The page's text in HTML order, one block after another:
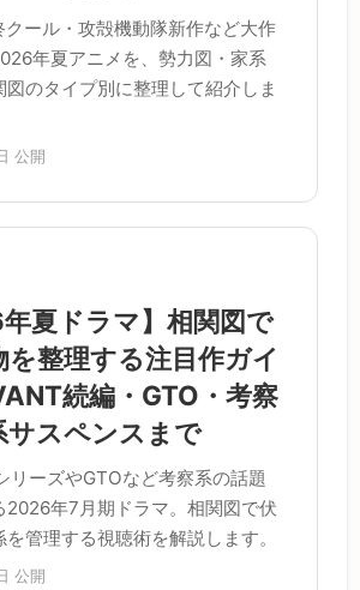
クール・攻殻機動隊新作など大作
年夏アニメを、勢力図・家系
図のタイプ別に整理して紹介しま
公開
年夏ドラマ】相関図で
を整理する注目作ガイ
続編・GTO・考察
サスペンスまで
リーズやGTOなど考察系の話題
2026年7月期ドラマ。相関図で伏
管理する視聴術を解説します。
公開